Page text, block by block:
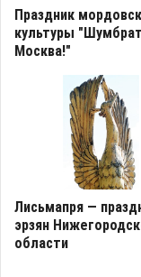
Праздник
культуры
Москва!"
Лисьмапря —
эрзян
области